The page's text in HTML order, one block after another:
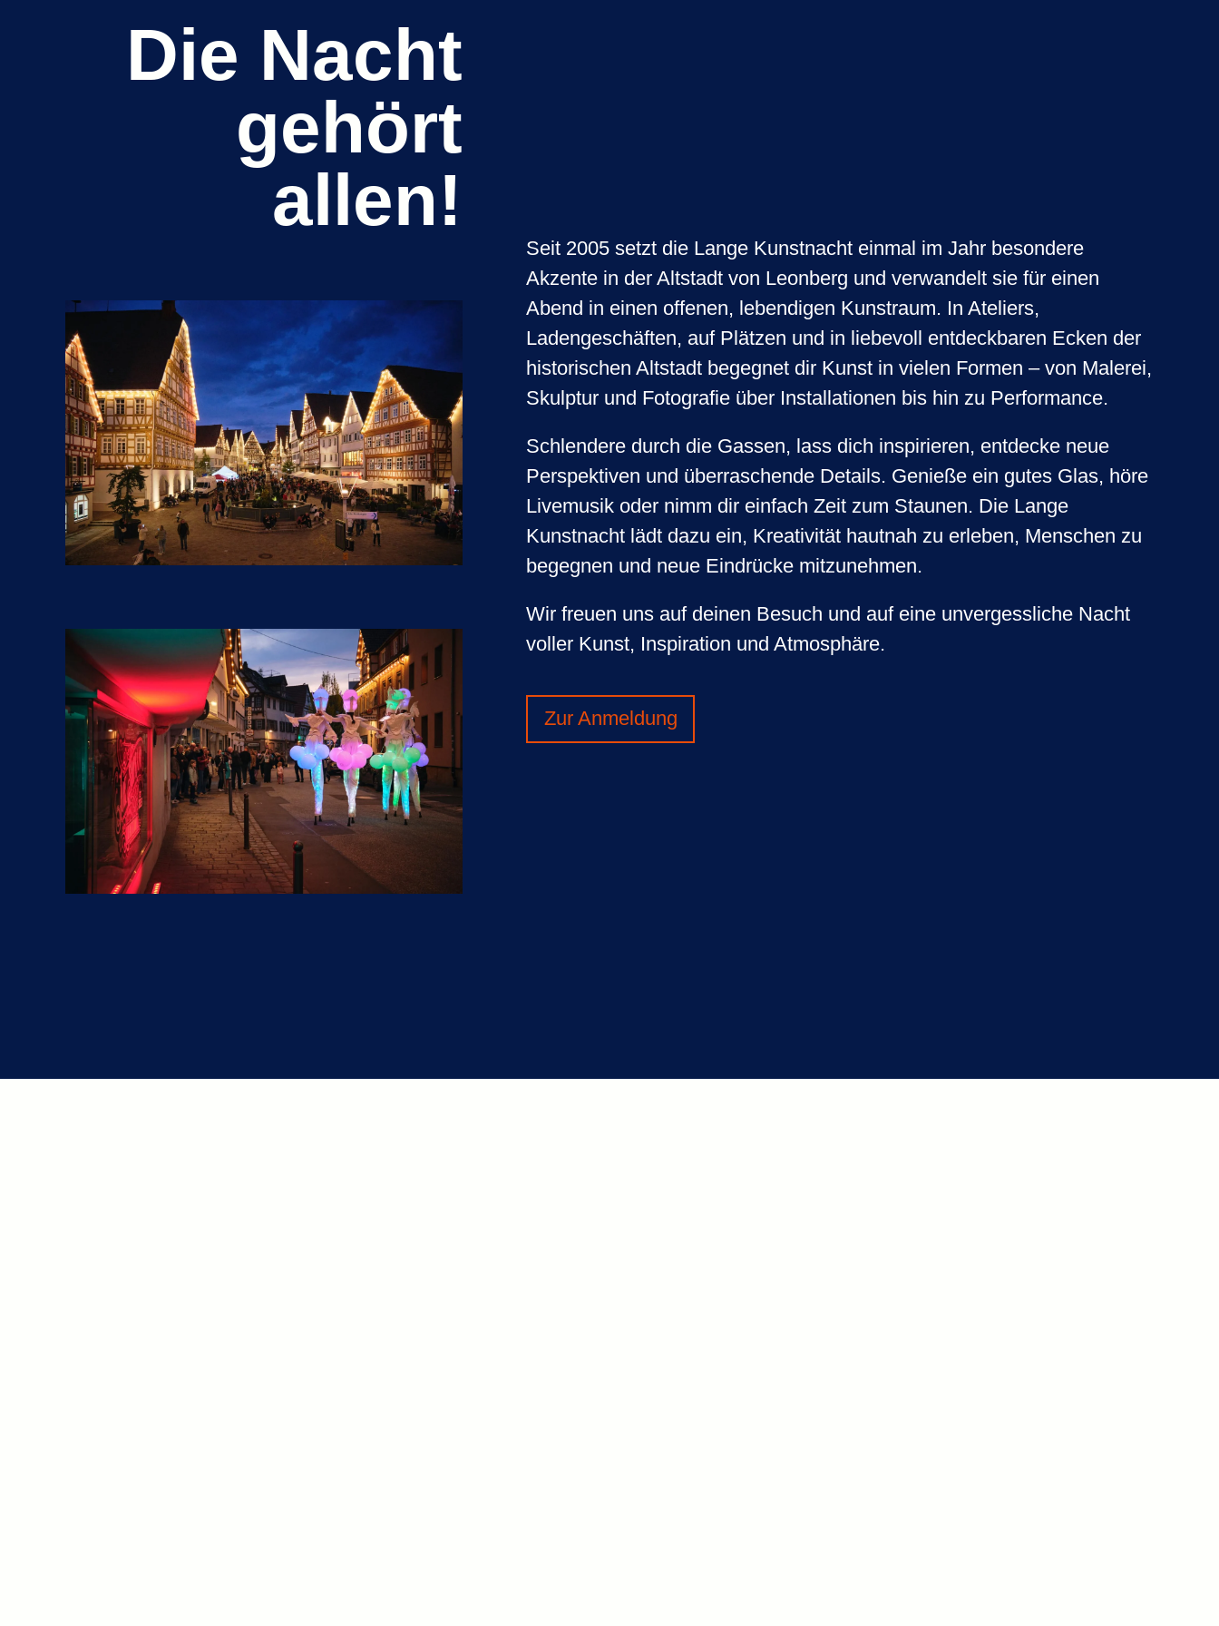
Die Nacht
gehört
allen!
Seit 2005 setzt die Lange Kunstnacht einmal im Jahr besondere
Akzente in der Altstadt von Leonberg und verwandelt sie für einen
Abend in einen offenen, lebendigen Kunstraum. In Ateliers,
Ladengeschäften, auf Plätzen und in liebevoll entdeckbaren Ecken der
historischen Altstadt begegnet dir Kunst in vielen Formen – von Malerei,
Skulptur und Fotografie über Installationen bis hin zu Performance.
Schlendere durch die Gassen, lass dich inspirieren, entdecke neue
Perspektiven und überraschende Details. Genieße ein gutes Glas, höre
Livemusik oder nimm dir einfach Zeit zum Staunen. Die Lange
Kunstnacht lädt dazu ein, Kreativität hautnah zu erleben, Menschen zu
begegnen und neue Eindrücke mitzunehmen.
Wir freuen uns auf deinen Besuch und auf eine unvergessliche Nacht
voller Kunst, Inspiration und Atmosphäre.
Zur Anmeldung